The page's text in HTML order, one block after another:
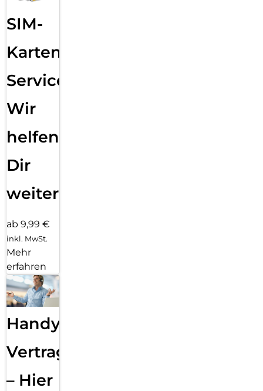
SIM-
Karten
Service:
Wir
helfen
Dir
weiter
ab 9,99 €
inkl. MwSt.
Mehr
erfahren
Handy
Vertragsabwicklung
– Hier